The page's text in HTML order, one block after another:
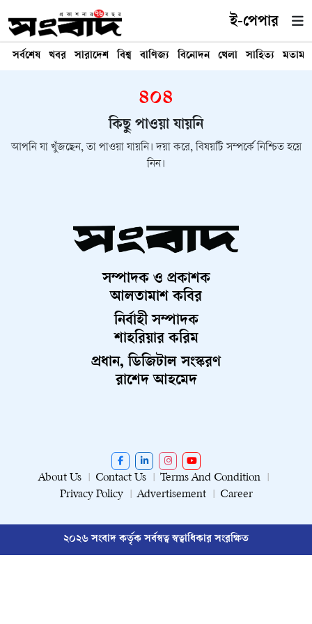
ই-পেপার
সর্বশেষ খবর সারাদেশ বিশ্ব বাণিজ্য বিনোদন খেলা সাহিত্য মতামত
৪০৪
কিছু পাওয়া যায়নি
আপনি যা খুঁজছেন, তা পাওয়া যায়নি। দয়া করে, বিষয়টি সম্পর্কে নিশ্চিত হয়ে
নিন।
সম্পাদক ও প্রকাশক
আলতামাশ কবির
নির্বাহী সম্পাদক
শাহরিয়ার করিম
প্রধান, ডিজিটাল সংস্করণ
রাশেদ আহমেদ
About Us Contact Us
Terms And Condition
Privacy Policy
Advertisement Career
২০২৬ সংবাদ কর্তৃক সর্বস্বত্ব স্বত্বাধিকার সংরক্ষিত